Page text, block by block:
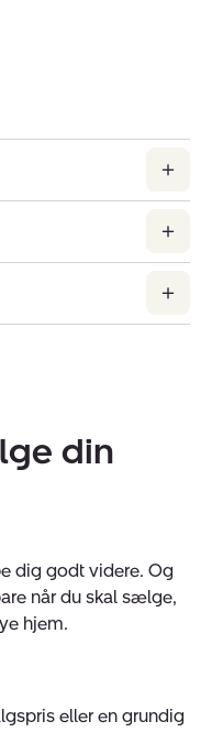
din
dig godt videre. Og
når du skal sælge,
hjem.
eller en grundig